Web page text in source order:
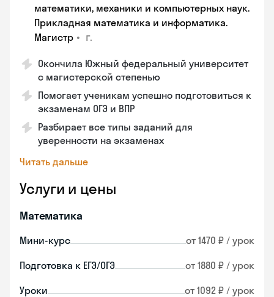
математики, механики и компьютерных наук.
Прикладная математика и информатика.
Магистр • г.
Окончила Южный федеральный университет
с магистерской степенью
Помогает ученикам успешно подготовиться к
экзаменам ОГЭ и ВПР
Разбирает все типы заданий для
уверенности на экзаменах
Читать дальше
Услуги и цены
Математика
Мини-курс от 1470 ₽ / урок
Подготовка к ЕГЭ/ОГЭ от 1880 ₽ / урок
Уроки от 1092 ₽ / урок